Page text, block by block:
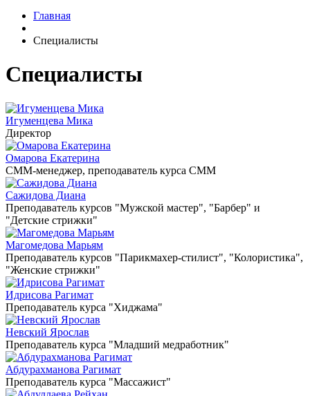
Главная
Специалисты
Специалисты
Игуменцева Мика
Директор
Омарова Екатерина
СММ-менеджер, преподаватель курса СММ
Сажидова Диана
Преподаватель курсов "Мужской мастер", "Барбер" и
"Детские стрижки"
Магомедова Марьям
Преподаватель курсов "Парикмахер-стилист", "Колористика",
"Женские стрижки"
Идрисова Рагимат
Преподаватель курса "Хиджама"
Невский Ярослав
Преподаватель курса "Младший медработник"
Абдурахманова Рагимат
Преподаватель курса "Массажист"